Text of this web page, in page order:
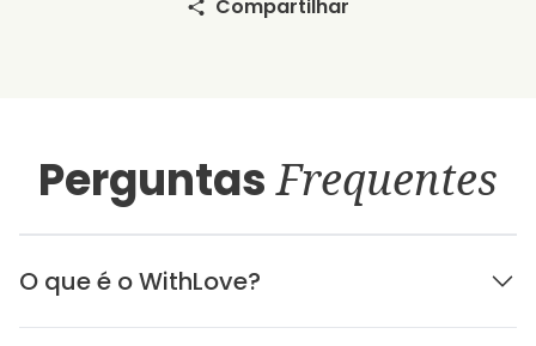
Compartilhar
PerguntasFrequentes
O que é o WithLove?